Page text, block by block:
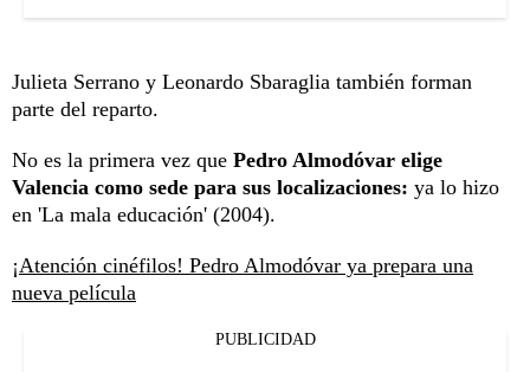
Julieta Serrano y Leonardo Sbaraglia también forman
parte del reparto.
No es la primera vez que Pedro Almodóvar elige
Valencia como sede para sus localizaciones: ya lo hizo
en 'La mala educación' (2004).
¡Atención cinéfilos! Pedro Almodóvar ya prepara una
nueva película
PUBLICIDAD